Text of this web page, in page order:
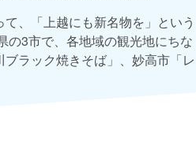
、「上越にも新名物を」という
の3市で、各地域の観光地にちな
ラック焼きそば」、妙高市「レ